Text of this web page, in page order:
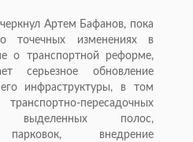
Артем Бафанов, пока
точечных изменениях в
о транспортной реформе,
серьезное обновление
инфраструктуры, в том
пересадочных
выделенных полос,
парковок, внедрение